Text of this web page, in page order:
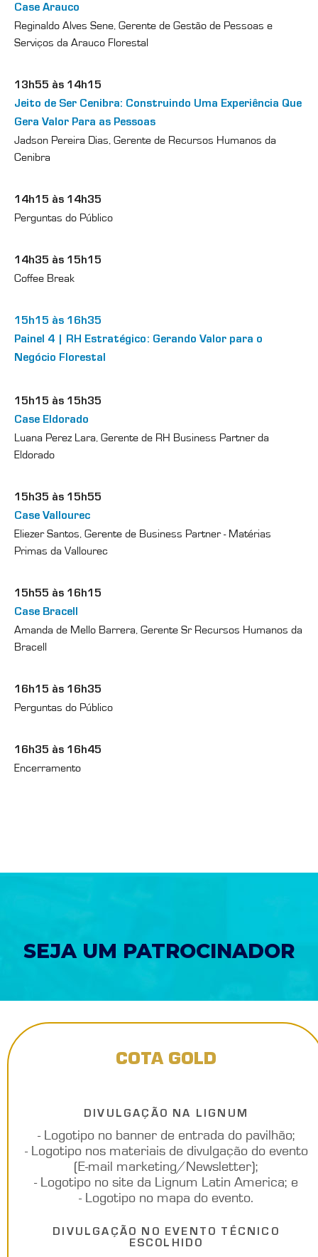
Case Arauco
Reginaldo Alves Sene, Gerente de Gestão de Pessoas e
Serviços da Arauco Florestal
13h55 às 14h15
Jeito de Ser Cenibra: Construindo Uma Experiência Que
Gera Valor Para as Pessoas
Jadson Pereira Dias, Gerente de Recursos Humanos da
Cenibra
14h15 às 14h35
Perguntas do Público
14h35 às 15h15
Coffee Break
15h15 às 16h35
Painel 4 | RH Estratégico: Gerando Valor para o
Negócio Florestal
15h15 às 15h35
Case Eldorado
Luana Perez Lara, Gerente de RH Business Partner da
Eldorado
15h35 às 15h55
Case Vallourec
Eliezer Santos, Gerente de Business Partner - Matérias
Primas da Vallourec
15h55 às 16h15
Case Bracell
Amanda de Mello Barrera, Gerente Sr Recursos Humanos da
Bracell
16h15 às 16h35
Perguntas do Público
16h35 às 16h45
Encerramento
SEJA UM PATROCINADOR
COTA GOLD
DIVULGAÇÃO NA LIGNUM
- Logotipo no banner de entrada do pavilhão;
- Logotipo nos materiais de divulgação do evento
(E-mail marketing/Newsletter);
- Logotipo no site da Lignum Latin America; e
- Logotipo no mapa do evento.
DIVULGAÇÃO NO EVENTO TÉCNICO
ESCOLHIDO